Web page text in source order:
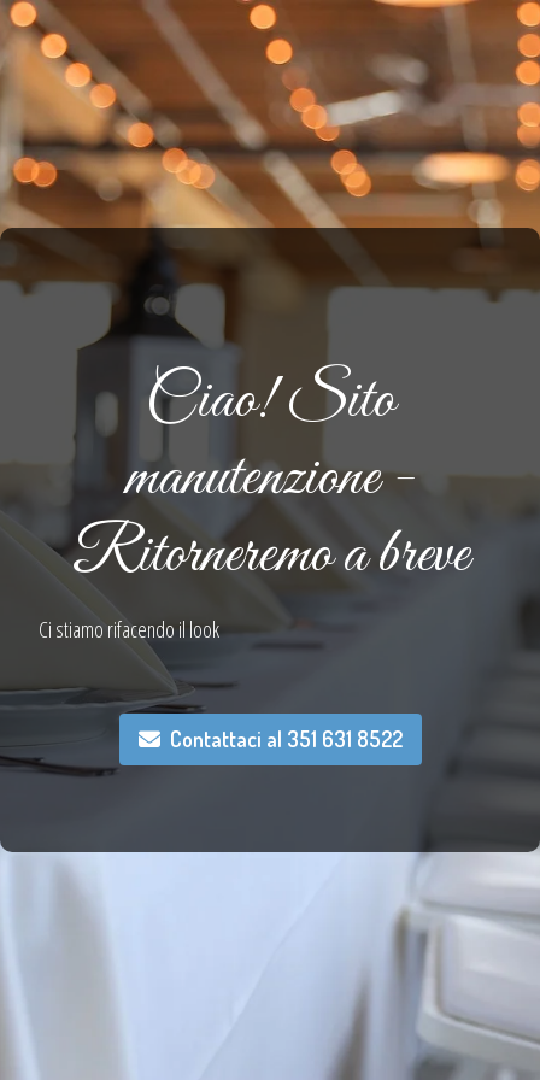
Ciao! Sito
manutenzione -
Ritorneremo a breve
Ci stiamo rifacendo il look
Contattaci al 351 631 8522